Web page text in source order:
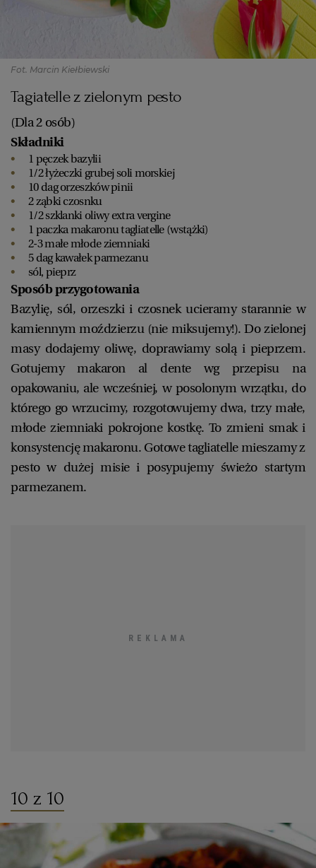
Fot. Marcin Kiełbiewski
Tagiatelle z zielonym pesto
(Dla 2 osób)
Składniki
1 pęczek bazylii
1/2 łyżeczki grubej soli morskiej
10 dag orzeszków pinii
2 ząbki czosnku
1/2 szklanki oliwy extra vergine
1 paczka makaronu tagliatelle (wstążki)
2-3 małe młode ziemniaki
5 dag kawałek parmezanu
sól, pieprz
Sposób przygotowania
Bazylię, sól, orzeszki i czosnek ucieramy starannie w
kamiennym moździerzu (nie miksujemy!). Do zielonej
masy dodajemy oliwę, doprawiamy solą i pieprzem.
Gotujemy makaron al dente wg przepisu na
opakowaniu, ale wcześniej, w posolonym wrzątku, do
którego go wrzucimy, rozgotowujemy dwa, trzy małe,
młode ziemniaki pokrojone kostkę. To zmieni smak i
konsystencję makaronu. Gotowe tagliatelle mieszamy z
pesto w dużej misie i posypujemy świeżo startym
parmezanem.
10 z 10